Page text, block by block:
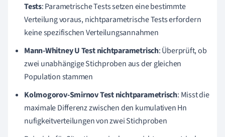
Tests: Parametrische Tests setzen eine bestimmte
Verteilung voraus, nichtparametrische Tests erfordern
keine spezifischen Verteilungsannahmen
Mann-Whitney U Test nichtparametrisch: Überprüft, ob
zwei unabhängige Stichproben aus der gleichen
Population stammen
Kolmogorov-Smirnov Test nichtparametrisch: Misst die
maximale Differenz zwischen den kumulativen Hn
nufigkeitverteilungen von zwei Stichproben